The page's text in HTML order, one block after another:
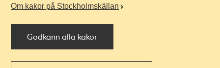
Om kakor på Stockholmskällan
Godkänn alla kakor